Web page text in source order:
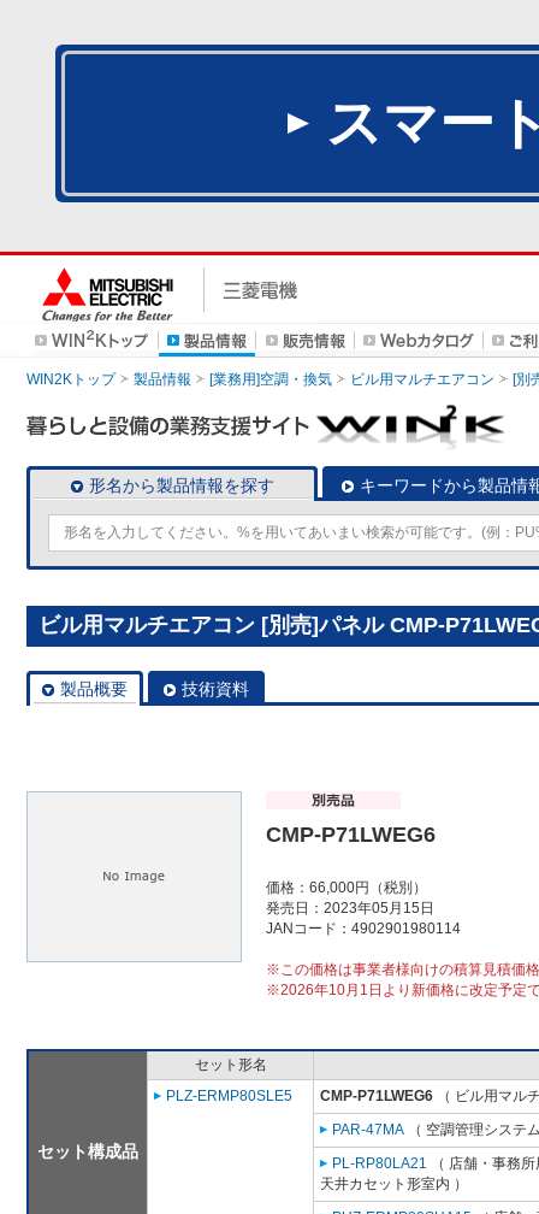
スマー
WIN2Kトップ 製品情報 [業務用]空調・換気 ビル用マルチエアコン [別
形名から製品情報を探す キーワードから製品情
ビル用マルチエアコン [別売]パネル CMP-
製品概要 技術資料
CMP-P71LWEG6
価格：66,000円（税別）
発売日：2023年05月15日
JANコード：4902901980114
※この価格は事業者様向けの積算見積価
※2026年10月1日より新価格に改定予定
セット構成品
セット形名
PLZ-ERMP80SLE5
CMP-P71LWEG6 （ ビル用マル
PAR-47MA （ 空調管理システ
PL-RP80LA21 （ 店舗・事務
天井カセット形室内 ）